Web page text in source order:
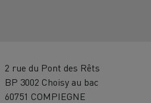
2 rue du Pont des Rêts
BP 3002 Choisy au bac
60751 COMPIEGNE